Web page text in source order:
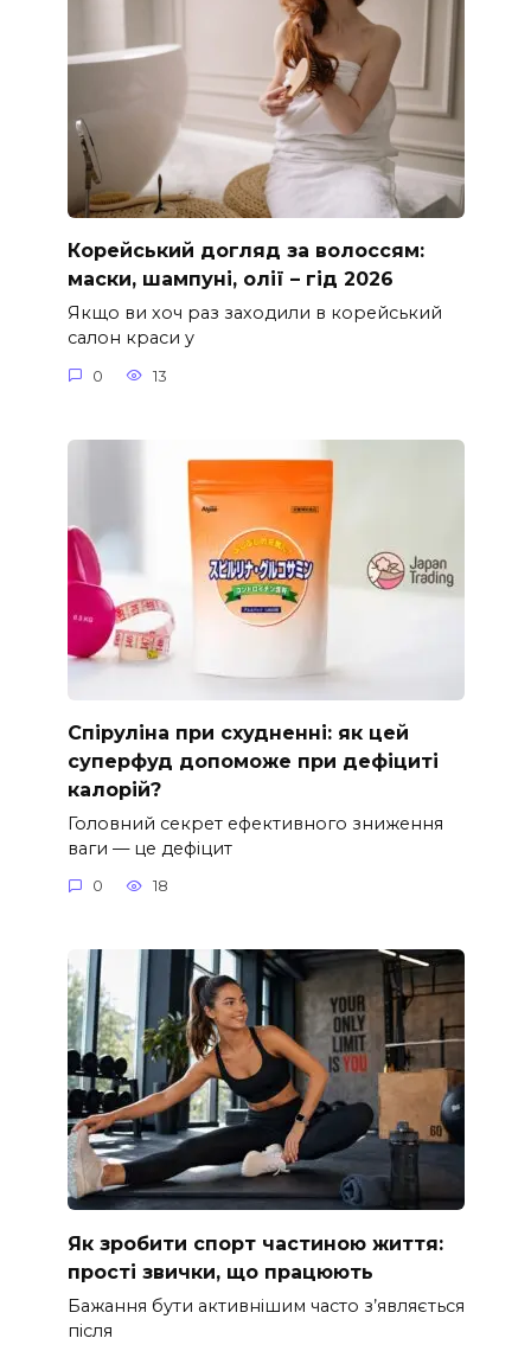
Корейський догляд за волоссям:
маски, шампуні, олії – гід 2026
Якщо ви хоч раз заходили в корейський
салон краси у
0 13
Спіруліна при схудненні: як цей
суперфуд допоможе при дефіциті
калорій?
Головний секрет ефективного зниження
ваги — це дефіцит
0 18
Як зробити спорт частиною життя:
прості звички, що працюють
Бажання бути активнішим часто з’являється
після